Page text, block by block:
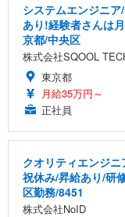
システムエンジニ
あり!経験者さんは
京都/中央区
株式会社SQOOL
東京都
月給35万円～
正社員
クオリティエンジ
祝休み/昇給あり/研
区勤務/8451
株式会社NoID